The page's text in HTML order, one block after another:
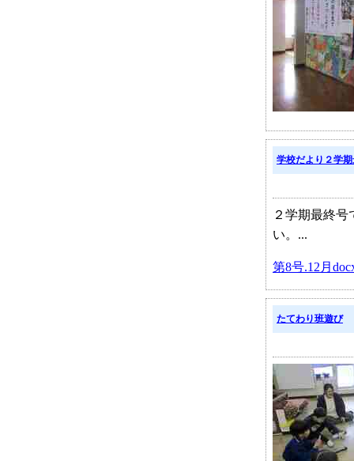
学校だより２学
２学期最終
い。...
第8号.12月
たてわり班遊び